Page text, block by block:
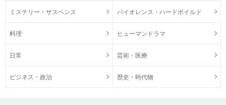
ミステリー・サスペンス バイオレンス・ハードボイルド
料理 ヒューマンドラマ
日常 芸術・医療
ビジネス・政治 歴史・時代物